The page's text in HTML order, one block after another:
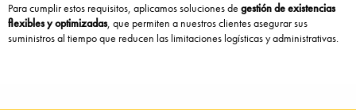
Para cumplir estos requisitos, aplicamos soluciones de gestión de existencias
flexibles y optimizadas, que permiten a nuestros clientes asegurar sus
suministros al tiempo que reducen las limitaciones logísticas y administrativas.